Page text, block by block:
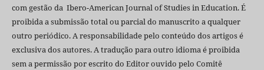
com gestão da Ibero-American Journal of Studies in Education. É
proibida a submissão total ou parcial do manuscrito a qualquer
outro periódico. A responsabilidade pelo conteúdo dos artigos é
exclusiva dos autores. A tradução para outro idioma é proibida
sem a permissão por escrito do Editor ouvido pelo Comitê